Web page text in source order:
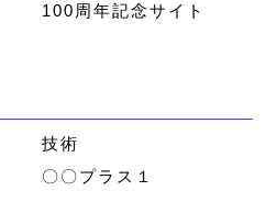
100周年記念サイト
技術
〇〇プラス１